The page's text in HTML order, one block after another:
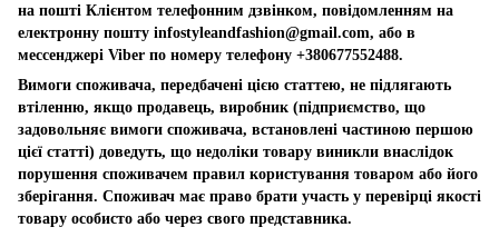
на пошті Клієнтом телефонним дзвінком, повідомленням на
електронну пошту infostyleandfashion@gmail.com, або в
мессенджері Viber по номеру телефону +380677552488.
Вимоги споживача, передбачені цією статтею, не підлягають
втіленню, якщо продавець, виробник (підприємство, що
задовольняє вимоги споживача, встановлені частиною першою
цієї статті) доведуть, що недоліки товару виникли внаслідок
порушення споживачем правил користування товаром або його
зберігання. Споживач має право брати участь у перевірці якості
товару особисто або через свого представника.